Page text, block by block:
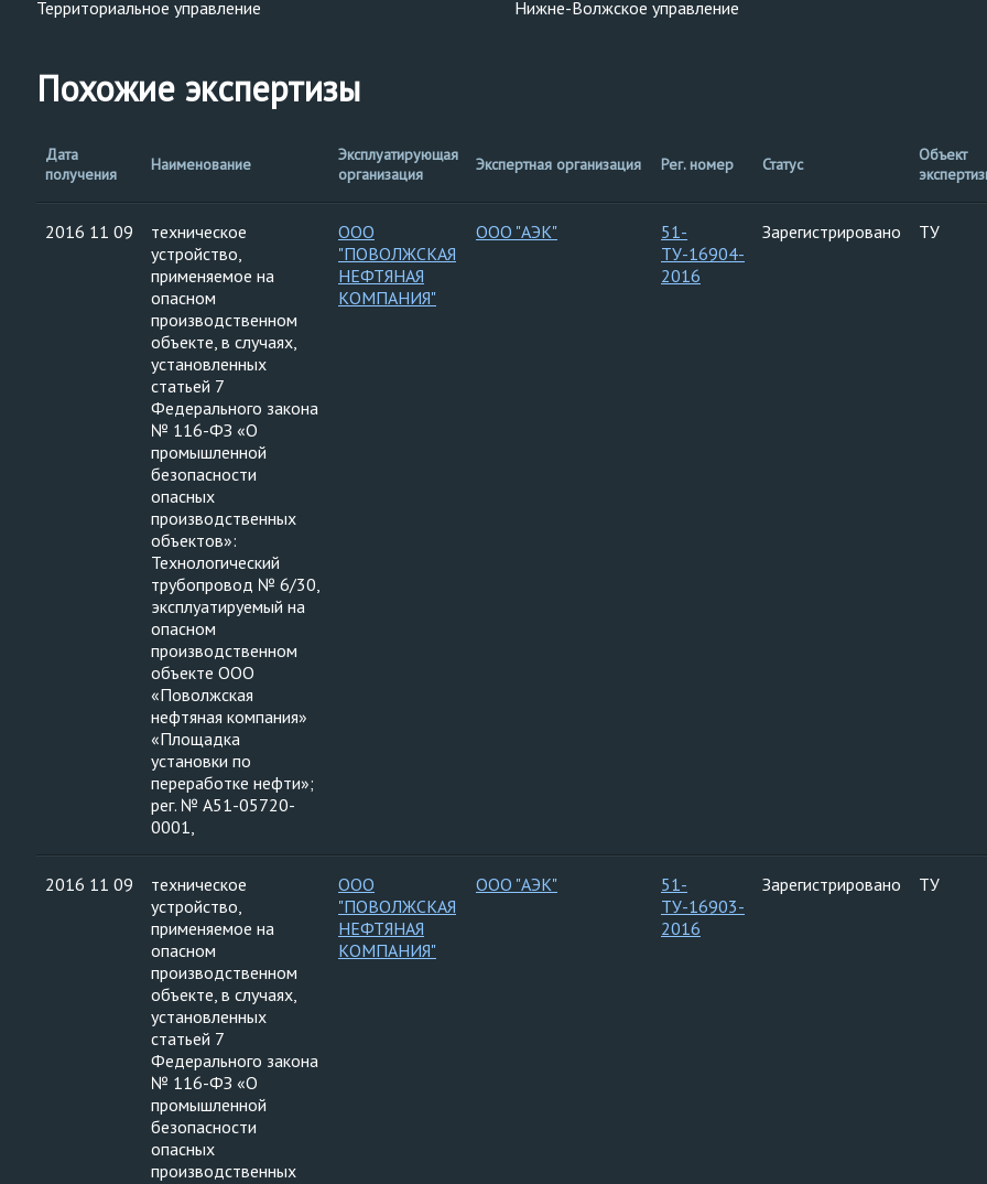
Территориальное управление
Нижне-Волжское управление
Похожие экспертизы
Дата
получения
Наименование
Эксплуатирующая
организация
Экспертная организация Рег. номер Статус
Объект
2016 11 09
техническое
устройство,
применяемое на
опасном
производственном
объекте, в случаях,
установленных
статьей 7
Федерального закона
№ 116-ФЗ «О
промышленной
безопасности
опасных
производственных
объектов»:
Технологический
трубопровод № 6/30,
эксплуатируемый на
опасном
производственном
объекте ООО
«Поволжская
нефтяная компания»
«Площадка
установки по
переработке нефти»;
рег. № А51-05720-
0001,
ООО
"ПОВОЛЖСКАЯ
НЕФТЯНАЯ
КОМПАНИЯ"
ООО "АЭК"
51-
ТУ-16904-
2016
Зарегистрировано ТУ
2016 11 09
техническое
устройство,
применяемое на
опасном
производственном
объекте, в случаях,
установленных
статьей 7
Федерального закона
№ 116-ФЗ «О
промышленной
безопасности
опасных
производственных
ООО
"ПОВОЛЖСКАЯ
НЕФТЯНАЯ
КОМПАНИЯ"
ООО "АЭК"
51-
ТУ-16903-
2016
Зарегистрировано ТУ